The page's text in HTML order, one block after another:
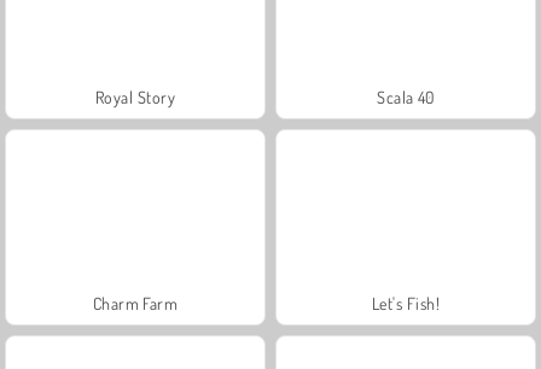
Royal Story Scala 40
Charm Farm Let's Fish!